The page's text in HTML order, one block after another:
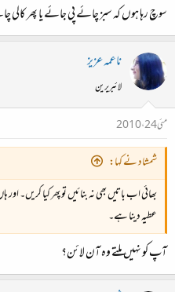
سوچ رہا ہوں کہ سبز چائے پی جائے یا پھر
ناعمہ عزیز
لائبریرین
مئی 24، 2010
شمشاد نے کہا:
بھائی اب باتیں بھی نہ بنائیں تو پھر کیا کریں۔ اور
عطیہ دینا ہے۔
آپ کو نہیں ملتے وہ آن لائن؟